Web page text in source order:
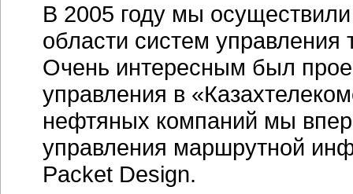
В 2005 году мы
области систем
Очень интересным был
управления в
нефтяных компаний мы
управления маршрутной
Packet Design.